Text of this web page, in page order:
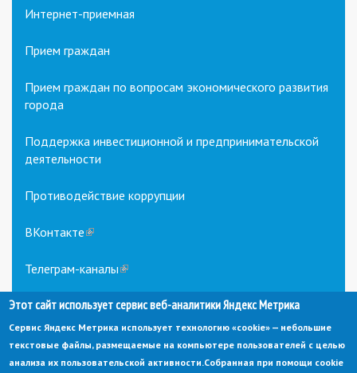
Интернет-приемная
Прием граждан
Прием граждан по вопросам экономического развития
города
Поддержка инвестиционной и предпринимательской
деятельности
Противодействие коррупции
ВКонтакте(link
external)
Телеграм-каналы(link
external)
Этот сайт использует сервис веб-аналитики Яндекс Метрика
Сервис Яндекс Метрика использует технологию «cookie» — небольшие
текстовые файлы, размещаемые на компьютере пользователей с целью
анализа их пользовательской активности.Собранная при помощи cookie